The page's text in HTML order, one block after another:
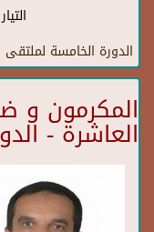
الدورة الخامسة
المكرمون و
العاشرة -